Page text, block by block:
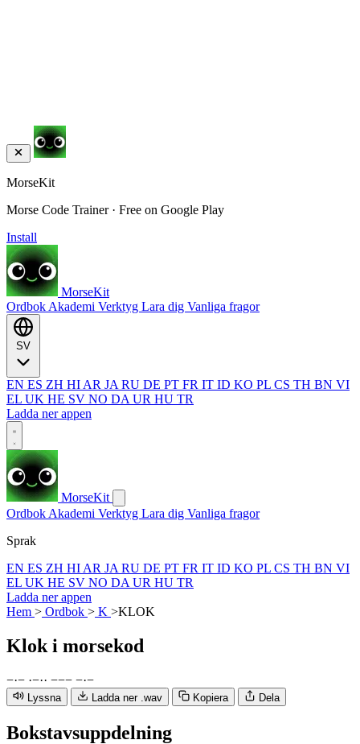
MorseKit
Morse Code Trainer · Free on Google Play
Install
MorseKit
Ordbok Akademi Verktyg Lara dig Vanliga fragor
EN ES ZH HI AR JA RU DE PT FR IT ID KO PL CS TH BN VI
EL UK HE SV NO DA UR HU TR
Ladda ner appen
MorseKit
Ordbok Akademi Verktyg Lara dig Vanliga fragor
Sprak
EN ES ZH HI AR JA RU DE PT FR IT ID KO PL CS TH BN VI
EL UK HE SV NO DA UR HU TR
Ladda ner appen
Hem > Ordbok > K >KLOK
Klok i morsekod
−·− ·−·· −−− −·−
Lyssna Ladda ner .wav Kopiera Dela
Bokstavsuppdelning